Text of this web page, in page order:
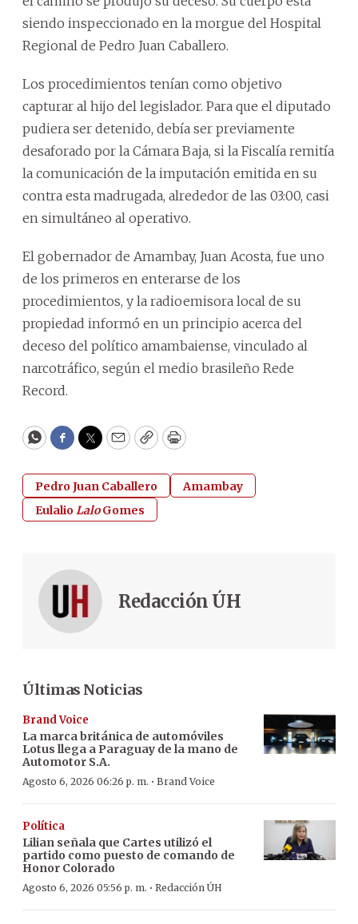
siendo inspeccionado en la morgue del Hospital
Regional de Pedro Juan Caballero.
Los procedimientos tenían como objetivo
capturar al hijo del legislador. Para que el diputado
pudiera ser detenido, debía ser previamente
desaforado por la Cámara Baja, si la Fiscalía remitía
la comunicación de la imputación emitida en su
contra esta madrugada, alrededor de las 03:00, casi
en simultáneo al operativo.
El gobernador de Amambay, Juan Acosta, fue uno
de los primeros en enterarse de los
procedimientos, y la radioemisora local de su
propiedad informó en un principio acerca del
deceso del político amambaiense, vinculado al
narcotráfico, según el medio brasileño Rede
Record.
WhatsApp
Facebook
Twitter
EmailCopyPrint
Pedro Juan Caballero
Amambay
EulalioLaloGomes
Redacción ÚH
Últimas Noticias
Brand Voice
La marca británica de automóviles
Lotus llega a Paraguay de la mano de
Automotor S.A.
Agosto 6, 2026 06:26 p. m. · Brand Voice
Política
Lilian señala que Cartes utilizó el
partido como puesto de comando de
Honor Colorado
Agosto 6, 2026 05:56 p. m. · Redacción ÚH